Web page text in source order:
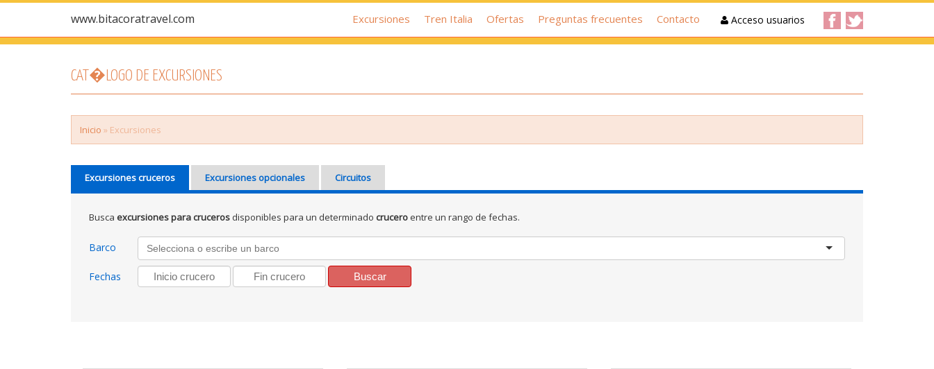
www.bitacoratravel.com Acceso usuarios
Excursiones Tren Italia Ofertas Preguntas frecuentes Contacto
CAT�LOGO DE EXCURSIONES
Inicio » Excursiones
Excursiones cruceros Excursiones opcionales Circuitos
Busca excursiones para cruceros disponibles para un determinado crucero entre un rango de fechas.
Barco
Fechas